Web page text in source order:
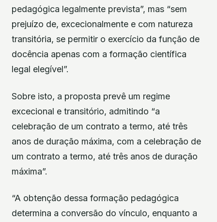
pedagógica legalmente prevista”, mas “sem
prejuízo de, excecionalmente e com natureza
transitória, se permitir o exercício da função de
docência apenas com a formação científica
legal elegível”.
Sobre isto, a proposta prevê um regime
excecional e transitório, admitindo “a
celebração de um contrato a termo, até três
anos de duração máxima, com a celebração de
um contrato a termo, até três anos de duração
máxima”.
“A obtenção dessa formação pedagógica
determina a conversão do vínculo, enquanto a